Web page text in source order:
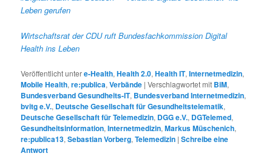
Leben gerufen
Wirtschaftsrat der CDU ruft Bundesfachkommission Digital
Health ins Leben
Veröffentlicht untere-Health,Health 2.0,Health IT,Internetmedizin,
Mobile Health,re:publica,Verbände |Verschlagwortet mit BiM,
Bundesverband Gesundheits-IT, Bundesverband Internetmedizin,
bvitg e.V., Deutsche Gesellschaft für Gesundheitstelematik,
Deutsche Gesellschaft für Telemedizin, DGG e.V., DGTelemed,
Gesundheitsinformation,Internetmedizin,Markus Müschenich,
re:publica13,Sebastian Vorberg,Telemedizin |Schreibe eine
Antwort